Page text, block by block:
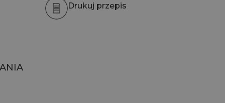
Drukuj przepis